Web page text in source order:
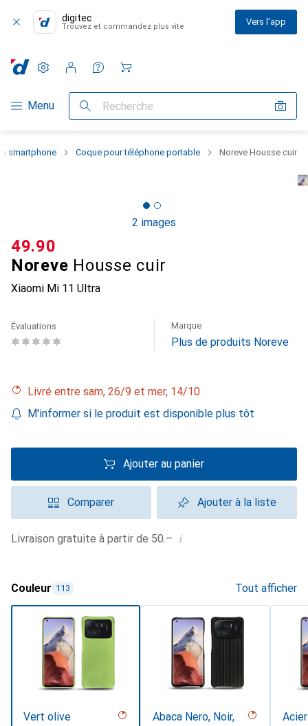
digitec
Trouvez et commandez plus vite Vers l'app
Navigation par catégorie
Menu Recherche
Paramètres
Compte client
Listes de comparaison
Listes d'envies
Panier
smartphone Coque pour téléphone portable Noreve Housse cuir
2 images
Noreve Housse cuir
Xiaomi Mi 11 Ultra
CHF
49.90
Évaluations Marque
Plus de produits Noreve
Livré entre sam, 26/9 et mer, 14/10
M'informer si le produit est disponible plus tôt
Ajouter au panier
Comparer Ajouter à la liste
Livraison gratuite à partir de 50.– i
Couleur 113 Tout afficher
Vert olive
Abaca Nero, Noir,